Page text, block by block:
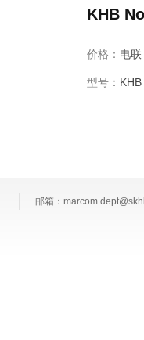
KHB
价格： 电联
型号：
邮箱：